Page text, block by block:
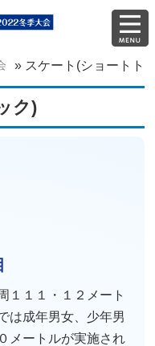
» スケート(ショートト
ク)
１１１・１２メート
は成年男女、少年男
メートルが実施され